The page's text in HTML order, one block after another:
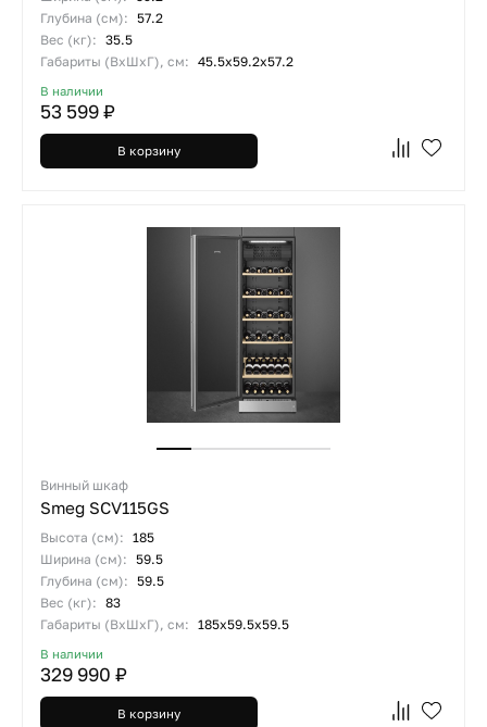
Глубина (см): 57.2
Вес (кг): 35.5
Габариты (ВхШхГ), см: 45.5х59.2х57.2
В наличии
53 599 ₽
В корзину
Винный шкаф
Smeg SCV115GS
Высота (см): 185
Ширина (см): 59.5
Глубина (см): 59.5
Вес (кг): 83
Габариты (ВхШхГ), см: 185х59.5х59.5
В наличии
329 990 ₽
В корзину